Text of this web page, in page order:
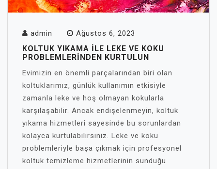
admin Ağustos 6, 2023
KOLTUK YIKAMA ILE LEKE VE KOKU
PROBLEMLERINDEN KURTULUN
Evimizin en önemli parçalarından biri olan
koltuklarımız, günlük kullanımın etkisiyle
zamanla leke ve hoş olmayan kokularla
karşılaşabilir. Ancak endişelenmeyin, koltuk
yıkama hizmetleri sayesinde bu sorunlardan
kolayca kurtulabilirsiniz. Leke ve koku
problemleriyle başa çıkmak için profesyonel
koltuk temizleme hizmetlerinin sunduğu